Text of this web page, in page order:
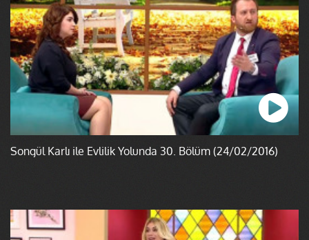
Songül Karlı ile Evlilik Yolunda 30. Bölüm (24/02/2016)